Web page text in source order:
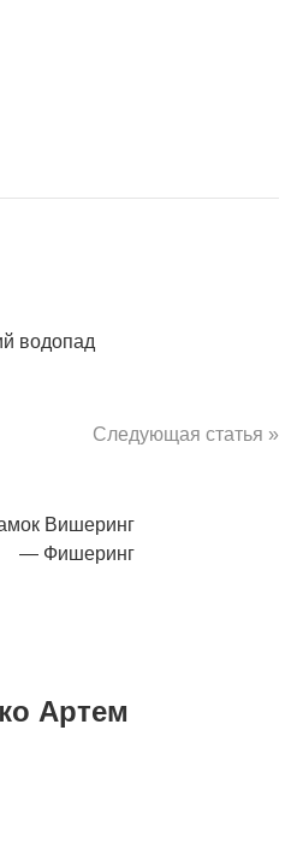
водопад
Следующая статья »
Вишеринг
— Фишеринг
Артем